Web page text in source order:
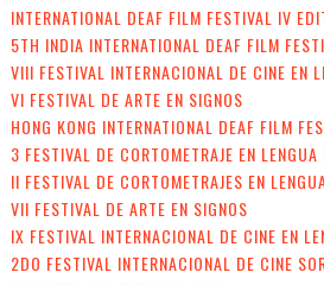
INTERNATIONAL DEAF FILM FESTIVAL IV
5TH INDIA INTERNATIONAL DEAF FILM
VIII FESTIVAL INTERNACIONAL DE CINE EN
VI FESTIVAL DE ARTE EN SIGNOS
HONG KONG INTERNATIONAL DEAF FILM
3 FESTIVAL DE CORTOMETRAJE EN LENGUA
II FESTIVAL DE CORTOMETRAJES EN
VII FESTIVAL DE ARTE EN SIGNOS
IX FESTIVAL INTERNACIONAL DE CINE EN
2DO FESTIVAL INTERNACIONAL DE CINE